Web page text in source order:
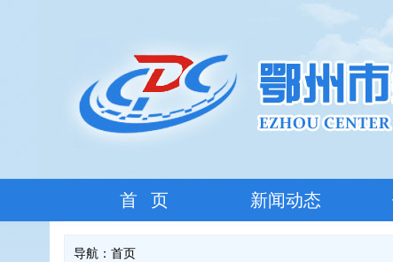
首 页 新闻动态
导航： 首页